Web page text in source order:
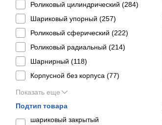
Роликовый цилиндрический (284)
Шариковый упорный (257)
Роликовый сферический (222)
Роликовый радиальный (214)
Шарнирный (118)
Корпусной без корпуса (77)
Показать еще
Подтип товара
шариковый закрытый